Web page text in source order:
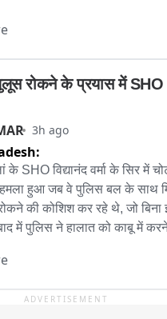
मृत घोषित कर दिया. युवती की
कराई है, जिसपर पुलिस ने आरोपी को
भारती नेताम और आरोपी का नाम
रोकने के प्रयास में SHO
3h ago
के SHO विद्यानंद वर्मा के सिर में
हमला हुआ जब वे पुलिस बल के साथ
की कोशिश कर रहे थे, जो बिना
में पुलिस ने हालात को काबू में
के दौरान मुझे चोट लग गई।"
ADVERTISEMENT